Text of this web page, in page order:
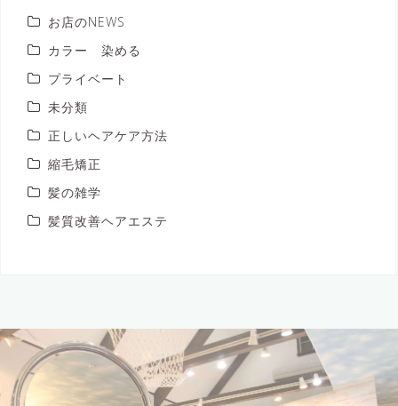
お店のNEWS
カラー 染める
プライベート
未分類
正しいヘアケア方法
縮毛矯正
髪の雑学
髪質改善ヘアエステ